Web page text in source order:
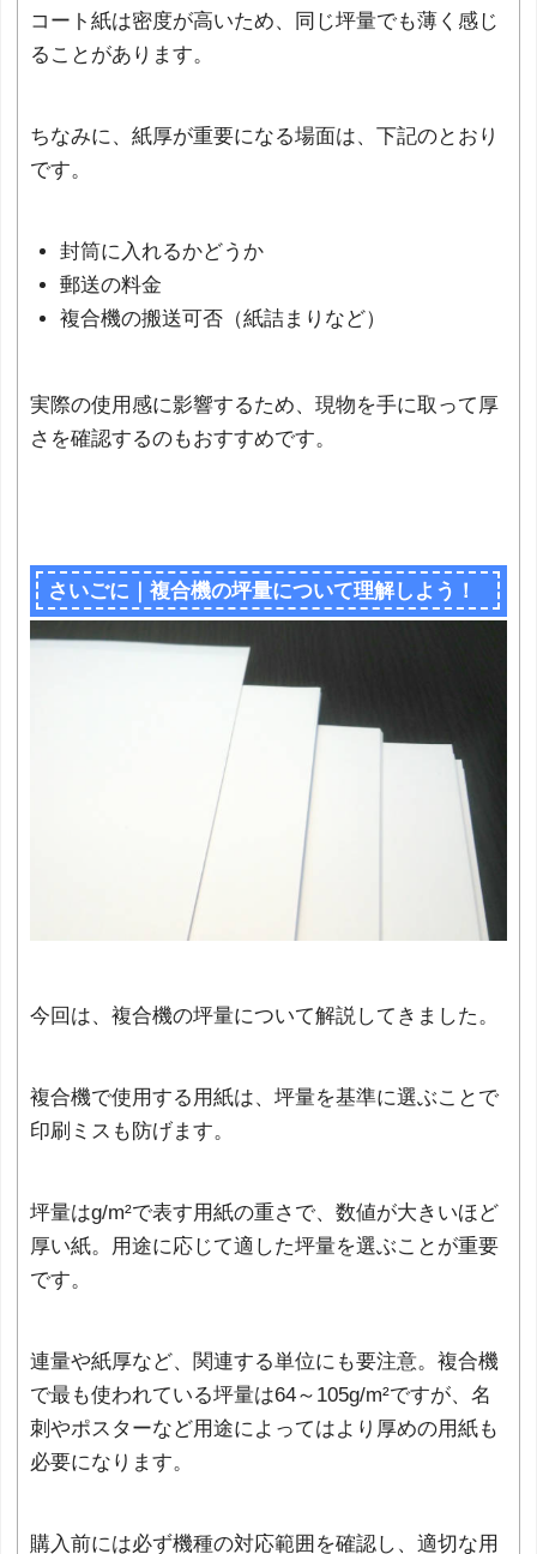
コート紙は密度が高いため、同じ坪量でも薄く感じ
ることがあります。
ちなみに、紙厚が重要になる場面は、下記のとおり
です。
封筒に入れるかどうか
郵送の料金
複合機の搬送可否（紙詰まりなど）
実際の使用感に影響するため、現物を手に取って厚
さを確認するのもおすすめです。
さいごに｜複合機の坪量について理解しよう！
今回は、複合機の坪量について解説してきました。
複合機で使用する用紙は、坪量を基準に選ぶことで
印刷ミスも防げます。
坪量はg/m²で表す用紙の重さで、数値が大きいほど
厚い紙。用途に応じて適した坪量を選ぶことが重要
です。
連量や紙厚など、関連する単位にも要注意。複合機
で最も使われている坪量は64～105g/m²ですが、名
刺やポスターなど用途によってはより厚めの用紙も
必要になります。
購入前には必ず機種の対応範囲を確認し、適切な用